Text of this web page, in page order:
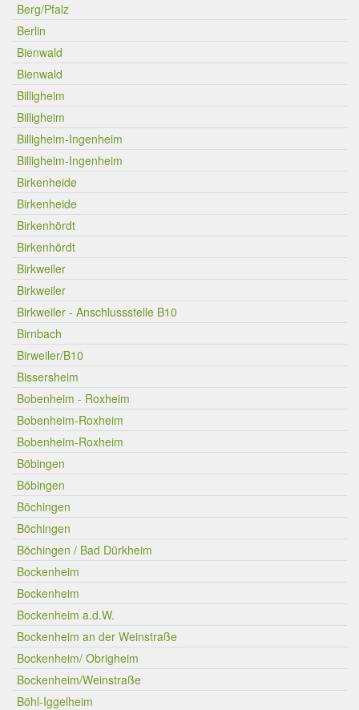
Berg/Pfalz
Berlin
Bienwald
Bienwald
Billigheim
Billigheim
Billigheim-Ingenheim
Billigheim-Ingenheim
Birkenheide
Birkenheide
Birkenhördt
Birkenhördt
Birkweiler
Birkweiler
Birkweiler - Anschlussstelle B10
Birnbach
Birweiler/B10
Bissersheim
Bobenheim - Roxheim
Bobenheim-Roxheim
Bobenheim-Roxheim
Böbingen
Böbingen
Böchingen
Böchingen
Böchingen / Bad Dürkheim
Bockenheim
Bockenheim
Bockenheim a.d.W.
Bockenheim an der Weinstraße
Bockenheim/ Obrigheim
Bockenheim/Weinstraße
Böhl-Iggelheim